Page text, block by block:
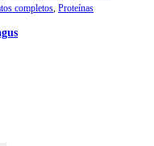
completos, Proteínas